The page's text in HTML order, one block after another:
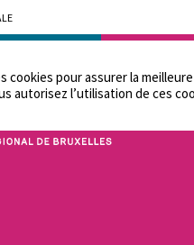
cookies pour assurer la
autorisez lʼutilisation de ces
Locaux - Aller à la page
NOTRE